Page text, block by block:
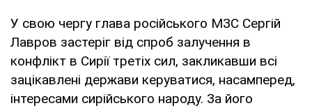
У свою чергу глава російського МЗС Сергій
Лавров застеріг від спроб залучення в
конфлікт в Сирії третіх сил, закликавши всі
зацікавлені держави керуватися, насамперед,
інтересами сирійського народу. За його